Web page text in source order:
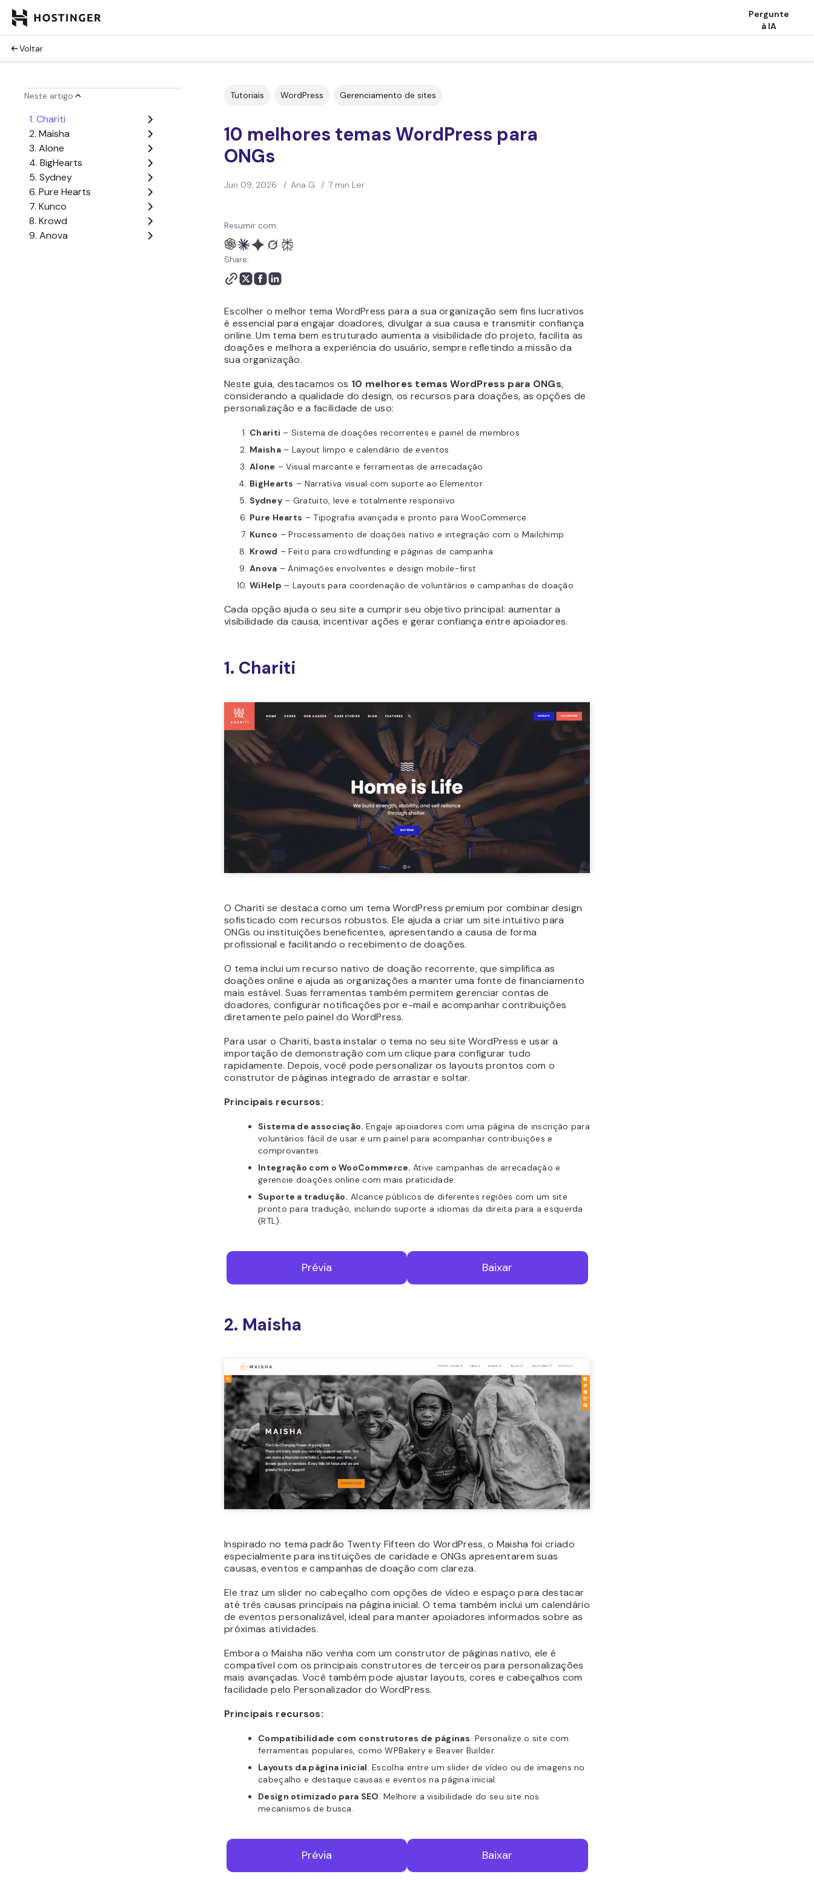
Pergunte
à IA
Voltar
Neste artigo
1. Chariti
2. Maisha
3. Alone
4. BigHearts
5. Sydney
6. Pure Hearts
7. Kunco
8. Krowd
9. Anova
Tutoriais WordPress Gerenciamento de sites
10 melhores temas WordPress para
ONGs
Jun 09, 2026 / Ana G. / 7 min Ler
Resumir com:
Share:
Escolher o melhor tema WordPress para a sua organização sem fins lucrativos
é essencial para engajar doadores, divulgar a sua causa e transmitir confiança
online. Um tema bem estruturado aumenta a visibilidade do projeto, facilita as
doações e melhora a experiência do usuário, sempre refletindo a missão da
sua organização.
Neste guia, destacamos os 10 melhores temas WordPress para ONGs,
considerando a qualidade do design, os recursos para doações, as opções de
personalização e a facilidade de uso:
Chariti – Sistema de doações recorrentes e painel de membros
Maisha– Layout limpo e calendário de eventos
Alone – Visual marcante e ferramentas de arrecadação
BigHearts – Narrativa visual com suporte ao Elementor
Sydney– Gratuito, leve e totalmente responsivo
Pure Hearts – Tipografia avançada e pronto para WooCommerce
Kunco – Processamento de doações nativo e integração com o Mailchimp
Krowd – Feito para crowdfunding e páginas de campanha
Anova – Animações envolventes e design mobile-first
WiHelp – Layouts para coordenação de voluntários e campanhas de doação
Cada opção ajuda o seu site a cumprir seu objetivo principal: aumentar a
visibilidade da causa, incentivar ações e gerar confiança entre apoiadores.
1. Chariti
O Chariti se destaca como um tema WordPress premium por combinar design
sofisticado com recursos robustos. Ele ajuda a criar um site intuitivo para
ONGs ou instituições beneficentes, apresentando a causa de forma
profissional e facilitando o recebimento de doações.
O tema inclui um recurso nativo de doação recorrente, que simplifica as
doações online e ajuda as organizações a manter uma fonte de financiamento
mais estável. Suas ferramentas também permitem gerenciar contas de
doadores, configurar notificações por e-mail e acompanhar contribuições
diretamente pelo painel do WordPress.
Para usar o Chariti, basta instalar o tema no seu site WordPress e usar a
importação de demonstração com um clique para configurar tudo
rapidamente. Depois, você pode personalizar os layouts prontos com o
construtor de páginas integrado de arrastar e soltar.
Principais recursos:
Sistema de associação. Engaje apoiadores com uma página de inscrição para
voluntários fácil de usar e um painel para acompanhar contribuições e
comprovantes.
Integração com o WooCommerce. Ative campanhas de arrecadação e
gerencie doações online com mais praticidade.
Suporte a tradução. Alcance públicos de diferentes regiões com um site
pronto para tradução, incluindo suporte a idiomas da direita para a esquerda
(RTL).
Prévia Baixar
2. Maisha
Inspirado no tema padrão Twenty Fifteen do WordPress, o Maisha foi criado
especialmente para instituições de caridade e ONGs apresentarem suas
causas, eventos e campanhas de doação com clareza.
Ele traz um slider no cabeçalho com opções de vídeo e espaço para destacar
até três causas principais na página inicial. O tema também inclui um calendário
de eventos personalizável, ideal para manter apoiadores informados sobre as
próximas atividades.
Embora o Maisha não venha com um construtor de páginas nativo, ele é
compatível com os principais construtores de terceiros para personalizações
mais avançadas. Você também pode ajustar layouts, cores e cabeçalhos com
facilidade pelo Personalizador do WordPress.
Principais recursos:
Compatibilidade com construtores de páginas. Personalize o site com
ferramentas populares, como WPBakery e Beaver Builder.
Layouts da página inicial. Escolha entre um slider de vídeo ou de imagens no
cabeçalho e destaque causas e eventos na página inicial.
Design otimizado para SEO. Melhore a visibilidade do seu site nos
mecanismos de busca.
Prévia Baixar